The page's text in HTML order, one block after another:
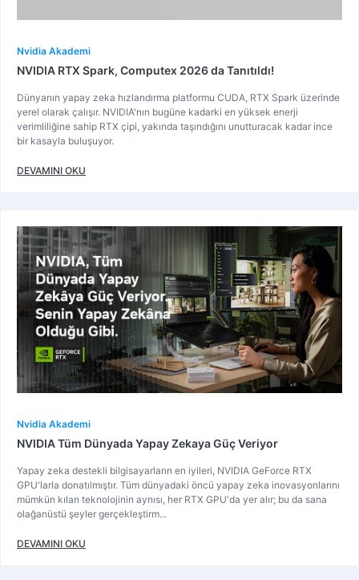
Nvidia Akademi
NVIDIA RTX Spark, Computex 2026 da Tanıtıldı!
Dünyanın yapay zeka hızlandırma platformu CUDA, RTX Spark üzerinde
yerel olarak çalışır. NVIDIA'nın bugüne kadarki en yüksek enerji
verimliliğine sahip RTX çipi, yakında taşındığını unutturacak kadar ince
bir kasayla buluşuyor.
DEVAMINI OKU
Nvidia Akademi
NVIDIA Tüm Dünyada Yapay Zekaya Güç Veriyor
Yapay zeka destekli bilgisayarların en iyileri, NVIDIA GeForce RTX
GPU'larla donatılmıştır. Tüm dünyadaki öncü yapay zeka inovasyonlarını
mümkün kılan teknolojinin aynısı, her RTX GPU'da yer alır; bu da sana
olağanüstü şeyler gerçekleştirm...
DEVAMINI OKU